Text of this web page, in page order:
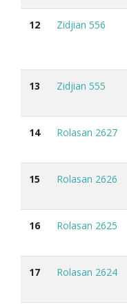
12 Zidjian 556
13 Zidjian 555
14 Rolasan 2627
15 Rolasan 2626
16 Rolasan 2625
17 Rolasan 2624